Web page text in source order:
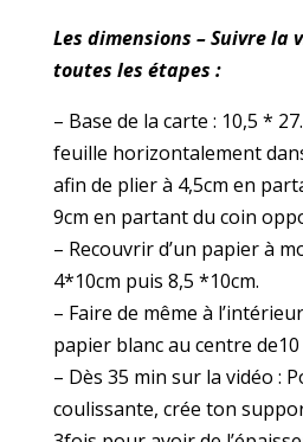
Les dimensions – Suivre la
toutes les étapes :
– Base de la carte : 10,5 *
feuille horizontalement
afin de plierà 4,5cm en
9cm en partant du coin
– Recouvrir d’un papier à
4*10cm puis 8,5 *10cm.
– Faire de même à
papier blanc au centre de10
– Dès 35 min sur la vidéo :
coulissante, crée ton